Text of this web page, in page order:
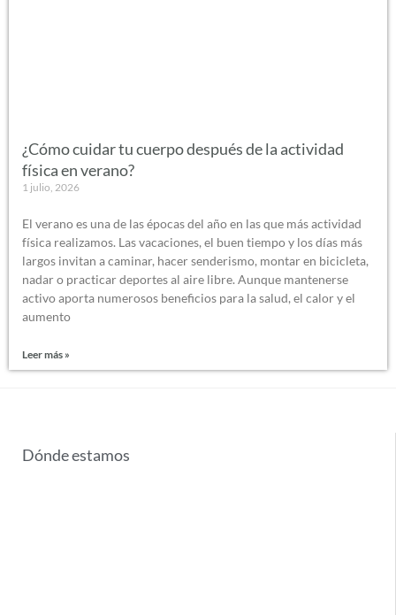
¿Cómo cuidar tu cuerpo después de la actividad
física en verano?
1 julio, 2026
El verano es una de las épocas del año en las que más actividad
física realizamos. Las vacaciones, el buen tiempo y los días más
largos invitan a caminar, hacer senderismo, montar en bicicleta,
nadar o practicar deportes al aire libre. Aunque mantenerse
activo aporta numerosos beneficios para la salud, el calor y el
aumento
Leer más »
Dónde estamos